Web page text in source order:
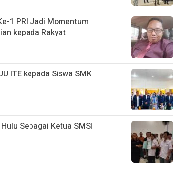
1 PRI Jadi Momentum
kepada Rakyat
ITE kepada Siswa SMK
Sebagai Ketua SMSI